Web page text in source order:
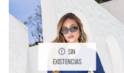
SIN
EXISTENCIAS